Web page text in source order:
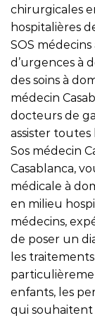
chirurgicales
hospitalières
SOS médecins
d’urgences à
des soins à
médecin
docteurs de
assister toutes
Sos médecin
Casablanca,
médicale à
en milieu
médecins,
de poser un
les
enfants, les
qui souhaitent